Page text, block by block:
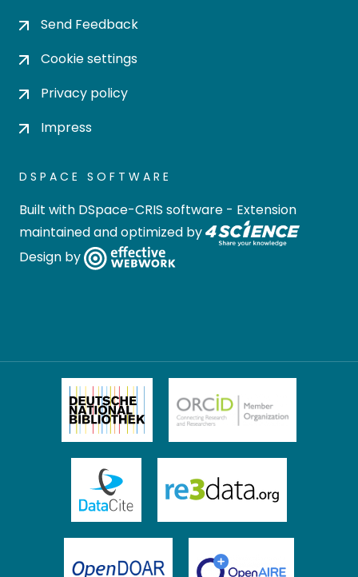
Send Feedback
Cookie settings
Privacy policy
Impress
DSPACE SOFTWARE
Built with DSpace-CRIS software - Extension
maintained and optimized by
Design by